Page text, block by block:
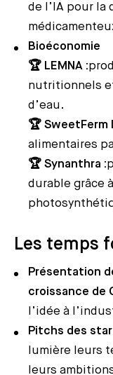
de l’IA pour la
Bioéconomie
🏆 LEMNA :
nutritionnels
d’eau.
🏆 SweetFerm
alimentaires
🏆 Synanthra :
durable grâce
Les temps
Présentation
croissance de
l’idée à
Pitchs des
lumière leurs
leurs